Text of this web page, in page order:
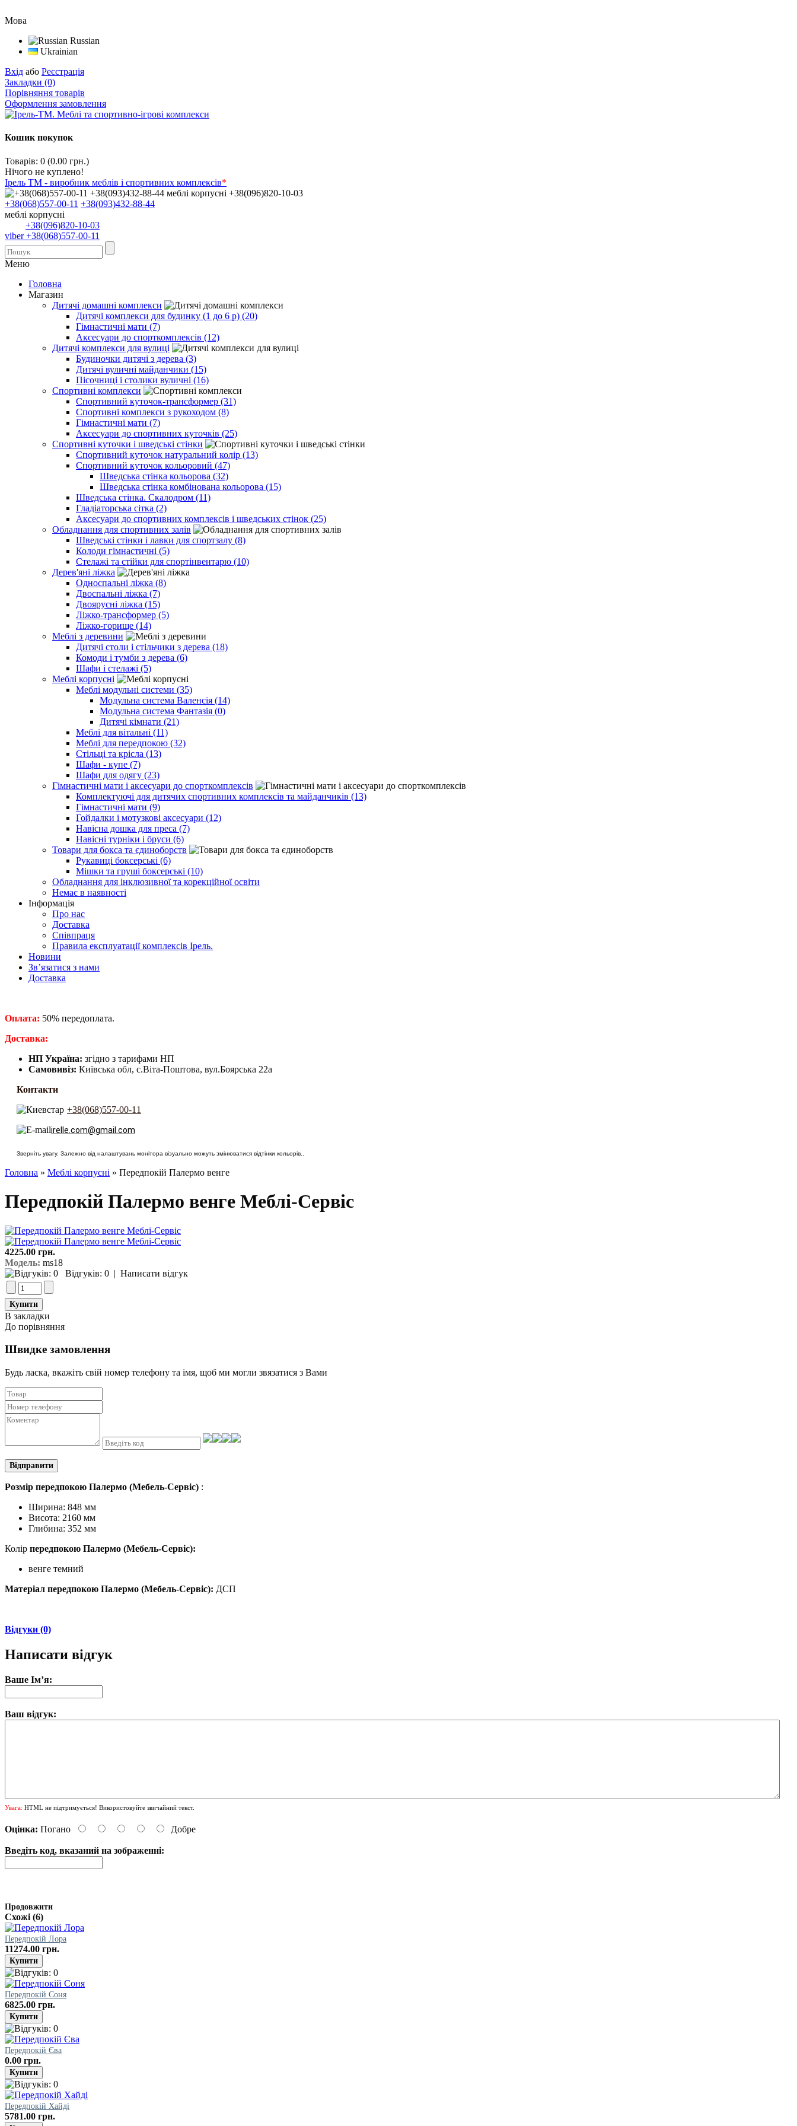
Мова
Russian
Ukrainian
Вхід або Реєстрація
Закладки (0)
Порівняння товарів
Оформлення замовлення
Кошик покупок
Товарів: 0 (0.00 грн.)
Нічого не куплено!
Ірель ТМ - виробник меблів і спортивних комплексів*
+38(068)557-00-11 +38(093)432-88-44
меблі корпусні
+38(096)820-10-03
viber +38(068)557-00-11
Меню
Головна
Магазин
Дитячі домашні комплекси
Дитячі комплекси для будинку (1 до 6 р) (20)
Гімнастичні мати (7)
Аксесуари до спорткомплексів (12)
Дитячі комплекси для вулиці
Будиночки дитячі з дерева (3)
Дитячі вуличні майданчики (15)
Пісочниці і столики вуличні (16)
Спортивні комплекси
Спортивний куточок-трансформер (31)
Спортивні комплекси з рукоходом (8)
Гімнастичні мати (7)
Аксесуари до спортивних куточків (25)
Спортивні куточки і шведські стінки
Спортивний куточок натуральний колір (13)
Спортивний куточок кольоровий (47)
Шведська стінка кольорова (32)
Шведська стінка комбінована кольорова (15)
Шведська стінка. Скалодром (11)
Гладіаторська сітка (2)
Аксесуари до спортивних комплексів і шведських стінок (25)
Обладнання для спортивних залів
Шведські стінки і лавки для спортзалу (8)
Колоди гімнастичні (5)
Стелажі та стійки для спортінвентарю (10)
Дерев'яні ліжка
Односпальні ліжка (8)
Двоспальні ліжка (7)
Двоярусні ліжка (15)
Ліжко-трансформер (5)
Ліжко-горище (14)
Меблі з деревини
Дитячі столи і стільчики з дерева (18)
Комоди і тумби з дерева (6)
Шафи і стелажі (5)
Меблі корпусні
Меблі модульні системи (35)
Модульна система Валенсія (14)
Модульна система Фантазія (0)
Дитячі кімнати (21)
Меблі для вітальні (11)
Меблі для передпокою (32)
Стільці та крісла (13)
Шафи - купе (7)
Шафи для одягу (23)
Гімнастичні мати і аксесуари до спорткомплексів
Комплектуючі для дитячих спортивних комплексів та майданчиків (13)
Гімнастичні мати (9)
Гойдалки і мотузкові аксесуари (12)
Навісна дошка для преса (7)
Навісні турніки і бруси (6)
Товари для бокса та єдиноборств
Рукавиці боксерські (6)
Мішки та груші боксерські (10)
Обладнання для інклюзивної та корекційної освіти
Немає в наявності
Інформація
Про нас
Доставка
Співпраця
Правила експлуатації комплексів Ірель.
Новини
Зв’язатися з нами
Доставка
Оплата: 50% передоплата.
​Доставка:
НП Україна: згідно з тарифами НП
Самовивіз: Київська обл, с.Віта-Поштова, вул.Боярська 22а
Контакти
+38(068)557-00-11
irelle.com@gmail.com
Зверніть увагу. Залежно від налаштувань монітора візуально можуть змінюватися відтінки кольорів..
Головна » Меблі корпусні » Передпокій Палермо венге
Передпокій Палермо венге Меблі-Сервіс
4225.00 грн.
Модель: ms18
Відгуків: 0 | Написати відгук
В закладки
До порівняння
Швидке замовлення
Будь ласка, вкажіть свій номер телефону та iмя, щоб ми могли звязатися з Вами
Відправити
Розмір передпокою Палермо (Мебель-Сервіс) :
Ширина: 848 мм
Висота: 2160 мм
Глибина: 352 мм
Колір передпокою Палермо (Мебель-Сервіс):
венге темний
Матеріал передпокою Палермо (Мебель-Сервіс): ДСП
Відгуки (0)
Написати відгук
Ваше Ім’я:
Ваш відгук:
Увага: HTML не підтримується! Використовуйте звичайний текст.
Оцінка: Погано Добре
Введіть код, вказаний на зображенні:
Продовжити
Схожі (6)
Передпокій Лора
11274.00 грн.
Передпокій Соня
6825.00 грн.
Передпокій Єва
0.00 грн.
Передпокій Хайді
5781.00 грн.